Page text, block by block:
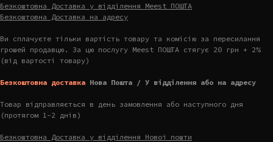
Безкоштовна Доставка у відділення Meest ПОШТА
Безкоштовна Доставка на адресу
Ви сплачуєте тільки вартість товару та комісію за пересилання
грошей продавцю. За цю послугу Meest ПОШТА стягує 20 грн + 2%
(від вартості товару)
Безкоштовна доставка Нова Пошта / У відділення або на адресу
Товар відправляється в день замовлення або наступного дня
(протягом 1-2 днів)
Безкоштовна Доставка у відділення Нової пошти